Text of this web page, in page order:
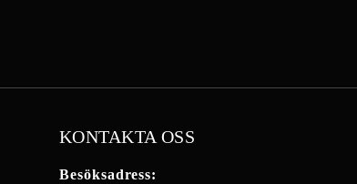
KONTAKTA OSS
Besöksadress: